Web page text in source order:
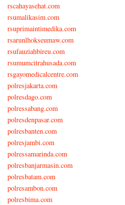
rscahayasehat.com
rsumalikasim.com
rsuprimaintimedika.com
rsarunlhokseumaw.com
rsufauziahbireu.com
rsumumcitrahusada.com
rsgayomedicalcentre.com
polresjakarta.com
polresdago.com
polressabang.com
polresdenpasar.com
polresbanten.com
polresjambi.com
polressamarinda.com
polresbanjarmasin.com
polresbatam.com
polresambon.com
polresbima.com